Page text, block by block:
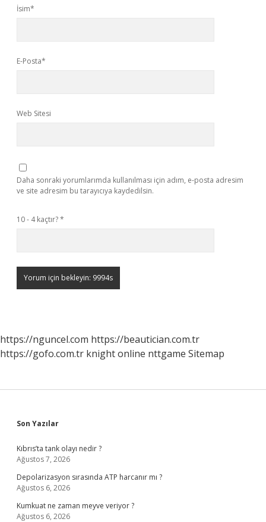
İsim*
E-Posta*
Web Sitesi
Daha sonraki yorumlarımda kullanılması için adım, e-posta adresim
ve site adresim bu tarayıcıya kaydedilsin.
10 - 4 kaçtır?*
https://nguncel.com https://beautician.com.tr
https://gofo.com.tr knight online nttgame Sitemap
Sidebar
Son Yazılar
Kıbrıs’ta tank olayı nedir ?
Ağustos 7, 2026
Depolarizasyon sırasında ATP harcanır mı ?
Ağustos 6, 2026
Kumkuat ne zaman meyve veriyor ?
Ağustos 6, 2026